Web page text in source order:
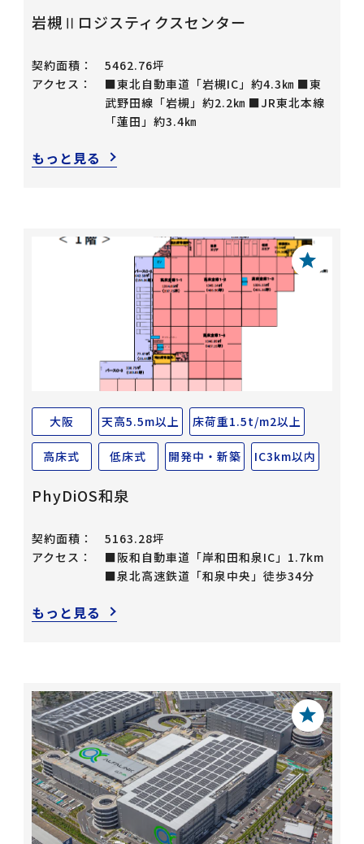
岩槻Ⅱロジスティクスセンター
契約面積：
5462.76坪
アクセス：
■東北自動車道「岩槻IC」約4.3㎞ ■東
武野田線「岩槻」約2.2㎞ ■JR東北本線
「蓮田」約3.4㎞
もっと見る
大阪 天高5.5m以上 床荷重1.5t/m2以上
高床式 低床式 開発中・新築 IC3km以内
PhyDiOS和泉
契約面積：
5163.28坪
アクセス：
■阪和自動車道「岸和田和泉IC」1.7km
■泉北高速鉄道「和泉中央」徒歩34分
もっと見る